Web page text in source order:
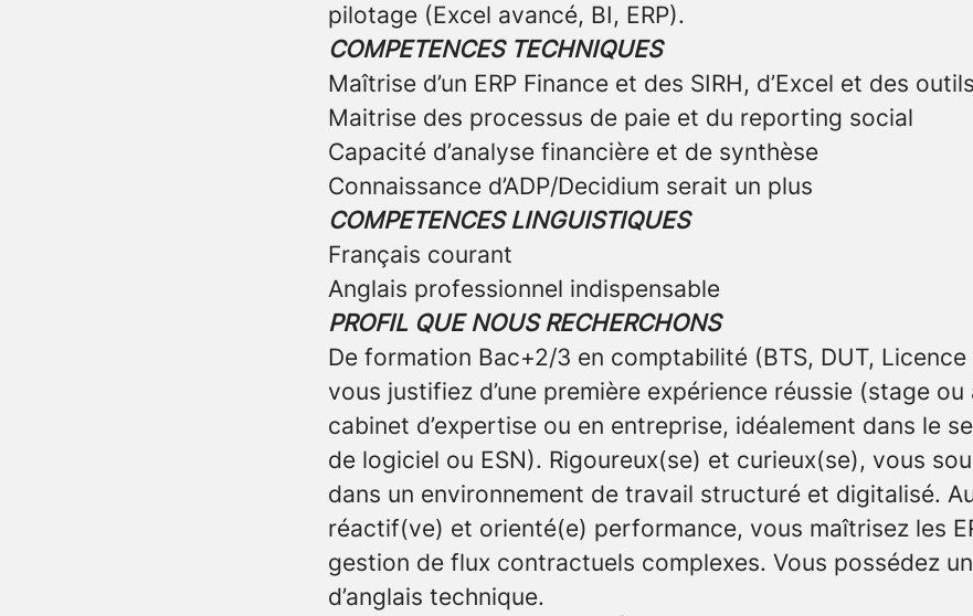
pilotage (Excel avancé, BI, ERP).
COMPETENCES TECHNIQUES
Maîtrise d’un ERP Finance et des SIRH, d’Excel et des
Maitrise des processus de paie et du reporting social
Capacité d’analyse financière et de synthèse
Connaissance d’ADP/Decidium serait un plus
COMPETENCES LINGUISTIQUES
Français courant
Anglais professionnel indispensable
PROFIL QUE NOUS RECHERCHONS
De formation Bac+2/3 en comptabilité (BTS, DUT,
vous justifiez d’une première expérience réussie (stage
cabinet d’expertise ou en entreprise, idéalement dans le
de logiciel ou ESN). Rigoureux(se) et curieux(se), vous
dans un environnement de travail structuré et digitalisé.
réactif(ve) et orienté(e) performance, vous maîtrisez les
gestion de flux contractuels complexes. Vous possédez
d’anglais technique.